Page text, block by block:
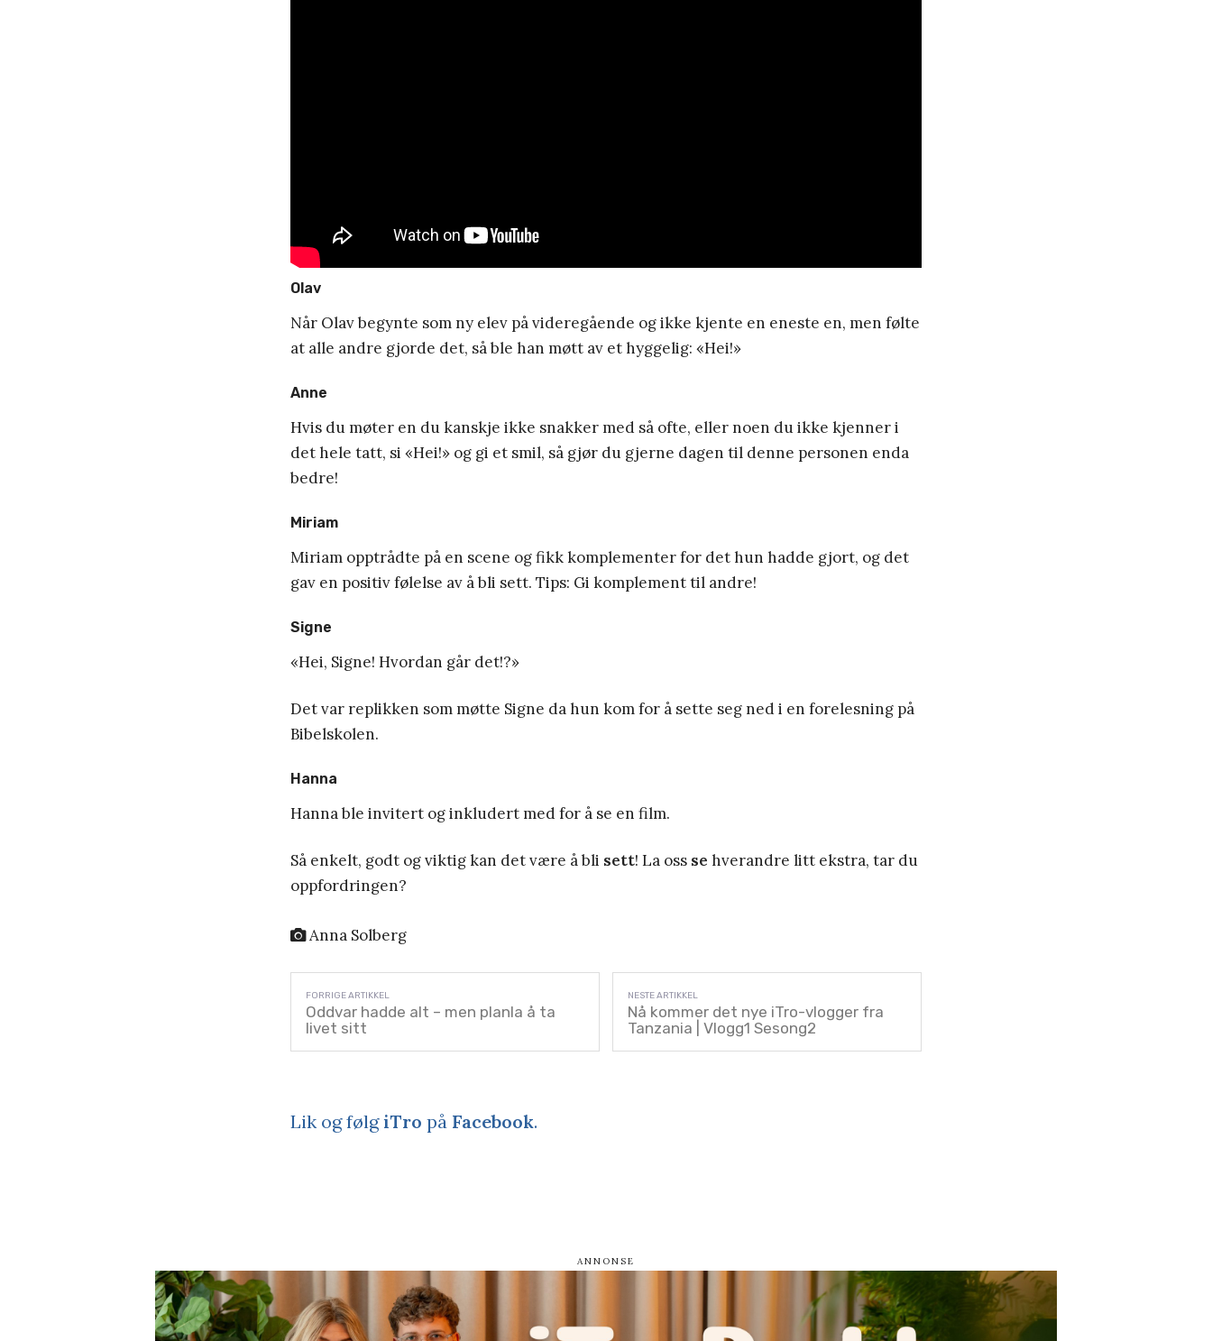
Olav
Når Olav begynte som ny elev på videregående og ikke kjente en eneste en, men følte
at alle andre gjorde det, så ble han møtt av et hyggelig: «Hei!»
Anne
Hvis du møter en du kanskje ikke snakker med så ofte, eller noen du ikke kjenner i
det hele tatt, si «Hei!» og gi et smil, så gjør du gjerne dagen til denne personen enda
bedre!
Miriam
Miriam opptrådte på en scene og fikk komplementer for det hun hadde gjort, og det
gav en positiv følelse av å bli sett. Tips: Gi komplement til andre!
Signe
«Hei, Signe! Hvordan går det!?»
Det var replikken som møtte Signe da hun kom for å sette seg ned i en forelesning på
Bibelskolen.
Hanna
Hanna ble invitert og inkludert med for å se en film.
Så enkelt, godt og viktig kan det være å bli sett! La oss se hverandre litt ekstra, tar du
oppfordringen?
Anna Solberg
Oddvar hadde alt – men planla å ta
livet sitt
Nå kommer det nye iTro-vlogger fra
Tanzania | Vlogg1 Sesong2
Lik og følgiTro på Facebook.